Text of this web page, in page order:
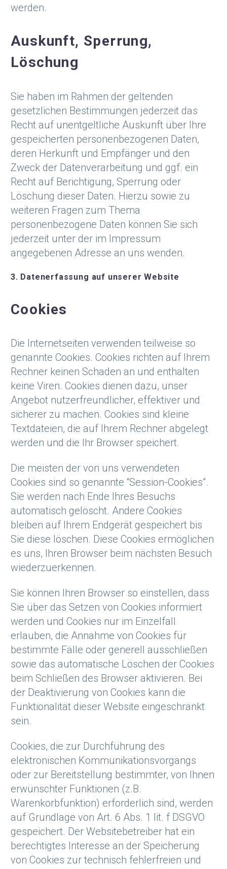
werden.
Auskunft, Sperrung,
Löschung
Sie haben im Rahmen der geltenden
gesetzlichen Bestimmungen jederzeit das
Recht auf unentgeltliche Auskunft über Ihre
gespeicherten personenbezogenen Daten,
deren Herkunft und Empfänger und den
Zweck der Datenverarbeitung und ggf. ein
Recht auf Berichtigung, Sperrung oder
Löschung dieser Daten. Hierzu sowie zu
weiteren Fragen zum Thema
personenbezogene Daten können Sie sich
jederzeit unter der im Impressum
angegebenen Adresse an uns wenden.
3. Datenerfassung auf unserer Website
Cookies
Die Internetseiten verwenden teilweise so
genannte Cookies. Cookies richten auf Ihrem
Rechner keinen Schaden an und enthalten
keine Viren. Cookies dienen dazu, unser
Angebot nutzerfreundlicher, effektiver und
sicherer zu machen. Cookies sind kleine
Textdateien, die auf Ihrem Rechner abgelegt
werden und die Ihr Browser speichert.
Die meisten der von uns verwendeten
Cookies sind so genannte “Session-Cookies”.
Sie werden nach Ende Ihres Besuchs
automatisch gelöscht. Andere Cookies
bleiben auf Ihrem Endgerät gespeichert bis
Sie diese löschen. Diese Cookies ermöglichen
es uns, Ihren Browser beim nächsten Besuch
wiederzuerkennen.
Sie können Ihren Browser so einstellen, dass
Sie über das Setzen von Cookies informiert
werden und Cookies nur im Einzelfall
erlauben, die Annahme von Cookies für
bestimmte Fälle oder generell ausschließen
sowie das automatische Löschen der Cookies
beim Schließen des Browser aktivieren. Bei
der Deaktivierung von Cookies kann die
Funktionalität dieser Website eingeschränkt
sein.
Cookies, die zur Durchführung des
elektronischen Kommunikationsvorgangs
oder zur Bereitstellung bestimmter, von Ihnen
erwünschter Funktionen (z.B.
Warenkorbfunktion) erforderlich sind, werden
auf Grundlage von Art. 6 Abs. 1 lit. f DSGVO
gespeichert. Der Websitebetreiber hat ein
berechtigtes Interesse an der Speicherung
von Cookies zur technisch fehlerfreien und